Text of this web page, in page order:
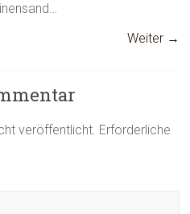
Weiter →
veröffentlicht. Erforderliche